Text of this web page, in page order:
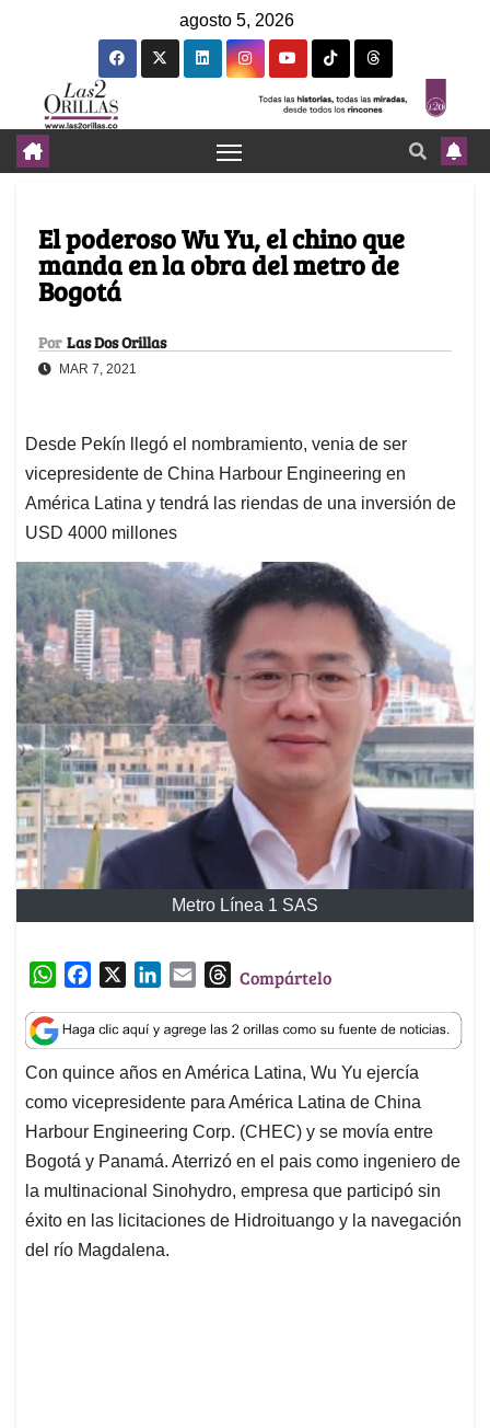
agosto 5, 2026
El poderoso Wu Yu, el chino que
manda en la obra del metro de
Bogotá
Por Las Dos Orillas
MAR 7, 2021
Desde Pekín llegó el nombramiento, venia de ser
vicepresidente de China Harbour Engineering en
América Latina y tendrá las riendas de una inversión de
USD 4000 millones
Metro Línea 1 SAS
W
a
t
s
A
p
p
c
e
b
o
o
k
n
k
e
d
I
n
a
i
l
T
r
e
a
d
s
Compártelo
Con quince años en América Latina, Wu Yu ejercía
como vicepresidente para América Latina de China
Harbour Engineering Corp. (CHEC) y se movía entre
Bogotá y Panamá. Aterrizó en el pais como ingeniero de
la multinacional Sinohydro, empresa que participó sin
éxito en las licitaciones de Hidroituango y la navegación
del río Magdalena.